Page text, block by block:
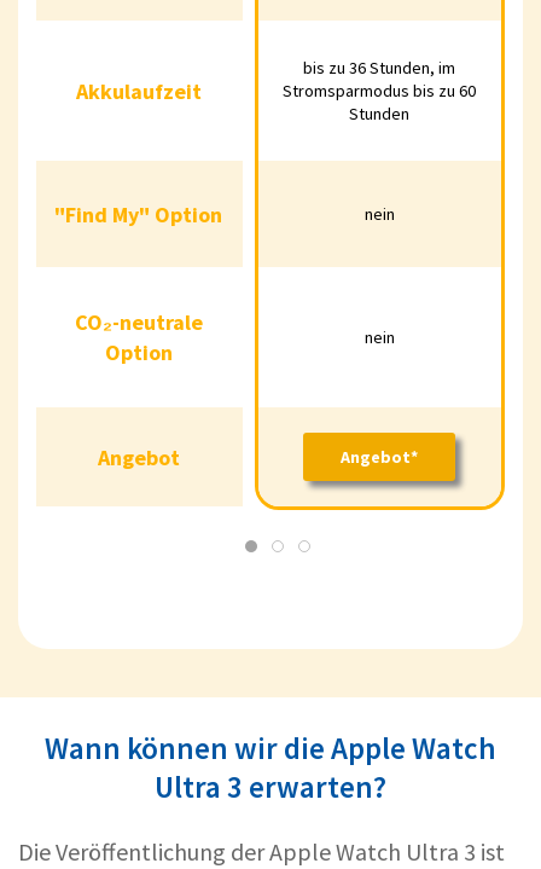
bis zu 36 Stunden,
im
Stromsparmodus
"Find My" Option
CO₂-neutrale
Option
Angebot Angebot*
bis zu 36 Stunden, im
Stromsparmodus bis zu 60
Stunden
nein
nein
Angebot*
Akkulaufzeit
"Find My" Option
CO₂-neutrale
Option
Angebot
Wann können wir die Apple Watch
Ultra 3 erwarten?
Die Veröffentlichung der Apple Watch Ultra 3 ist